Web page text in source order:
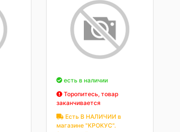
есть в наличии
Торопитесь, товар
заканчивается
Есть В НАЛИЧИИ в
магазине "КРОКУС".